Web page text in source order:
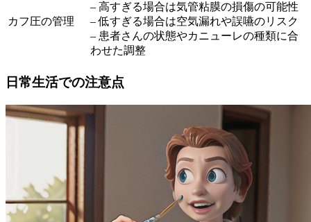
カフ圧の管理
– 高すぎる場合は気管粘膜の損傷の可能性
– 低すぎる場合は空気漏れや誤嚥のリスク
– 患者さんの状態やカニューレの種類に合
わせた調整
日常生活での注意点